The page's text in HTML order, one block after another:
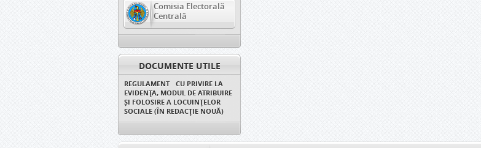
Comisia Electorală
Centrală
DOCUMENTE UTILE
REGULAMENT CU PRIVIRE LA
EVIDENȚA, MODUL DE ATRIBUIRE
ȘI FOLOSIRE A LOCUINȚELOR
SOCIALE (ÎN REDACȚIE NOUĂ)